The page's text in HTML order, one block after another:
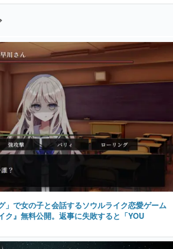
」で女の子と会話するソウルライク恋愛ゲーム
ク』無料公開。返事に失敗すると「YOU